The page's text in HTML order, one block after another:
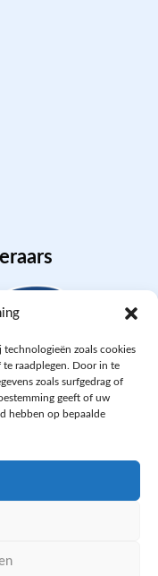
zoals cookies
raadplegen. Door in te
zoals surfgedrag of
geeft of uw
hebben op bepaalde